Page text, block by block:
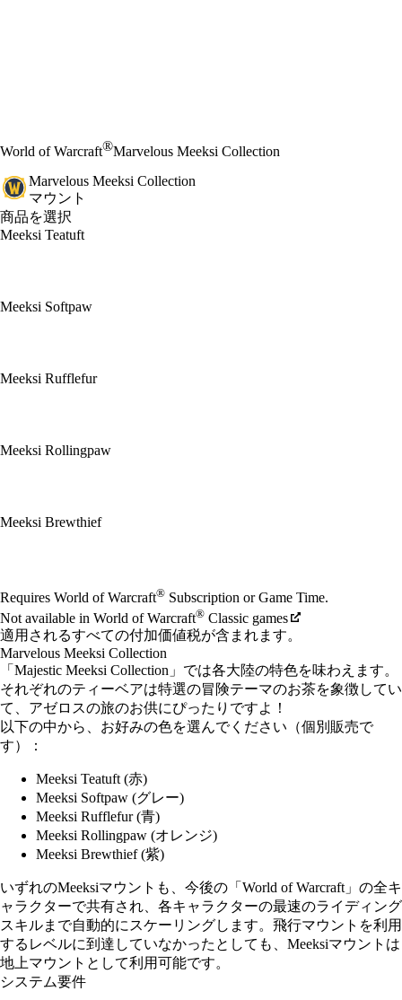
World of Warcraft®Marvelous Meeksi Collection
Marvelous Meeksi Collection
マウント
商品を選択
Meeksi Teatuft
Meeksi Softpaw
Meeksi Rufflefur
Meeksi Rollingpaw
Meeksi Brewthief
Available actions
Requires World of Warcraft® Subscription or Game Time.
Not available in World of Warcraft® Classic games
適用されるすべての付加価値税が含まれます。
Marvelous Meeksi Collection
「Majestic Meeksi Collection」では各大陸の特色を味わえます。
それぞれのティーベアは特選の冒険テーマのお茶を象徴してい
て、アゼロスの旅のお供にぴったりですよ！
以下の中から、お好みの色を選んでください（個別販売で
す）：
Meeksi Teatuft (赤)
Meeksi Softpaw (グレー)
Meeksi Rufflefur (青)
Meeksi Rollingpaw (オレンジ)
Meeksi Brewthief (紫)
いずれのMeeksiマウントも、今後の「World of Warcraft」の全キ
ャラクターで共有され、各キャラクターの最速のライディング
スキルまで自動的にスケーリングします。飛行マウントを利用
するレベルに到達していなかったとしても、Meeksiマウントは
地上マウントとして利用可能です。
システム要件